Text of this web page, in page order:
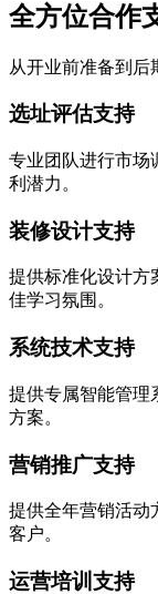
全方位合作
从开业前准备到后
选址评估支持
专业团队进行市场
利潜力。
装修设计支持
提供标准化设计方
佳学习氛围。
系统技术支持
提供专属智能管理
方案。
营销推广支持
提供全年营销活动
客户。
运营培训支持